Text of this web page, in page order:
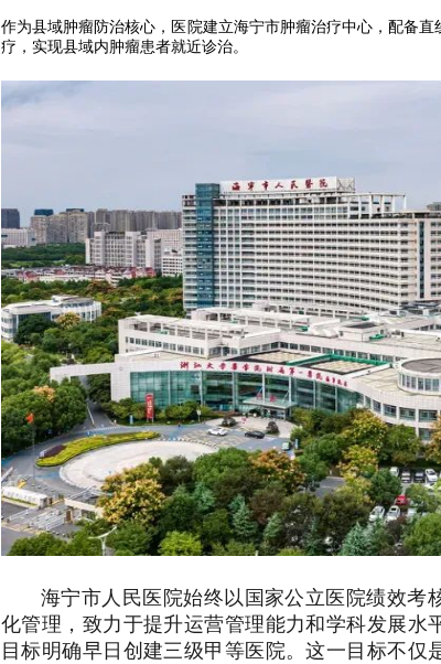
作为县域肿瘤防治核心，医院建立海宁市肿瘤治疗中心，配备
疗，实现县域内肿瘤患者就近诊治。
海宁市人民医院始终以国家公立医院绩效考
化管理，致力于提升运营管理能力和学科发展水
目标明确早日创建三级甲等医院。这一目标不仅